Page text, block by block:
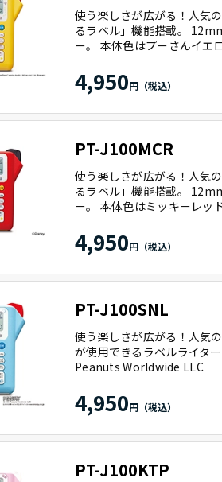
使う楽しさが広がる！人気
るラベル」機能搭載。
ー。 本体色はプーさんイエ
4,950
PT-J100MCR
使う楽しさが広がる！人気
るラベル」機能搭載。
ー。 本体色はミッキーレッ
4,950
PT-J100SNL
使う楽しさが広がる！人気
が使用できるラベルライタ
Peanuts Worldwide LLC
4,950
PT-J100KTP